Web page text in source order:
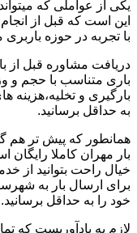
یکی از عواملی که
این است که قبل از
با تجربه در حوزه
دریافت مشاوره قبل از
باری متناسب با حجم و
بارگیری و تخلیه،هزینه
به حداقل برسانید.
همانطور که پیش تر هم
بار مهران کاملا رایگان
خیال راحت بتوانید از
برای ارسال بار به
خود را به حداقل برسانید.
لازم به یادآوریست که